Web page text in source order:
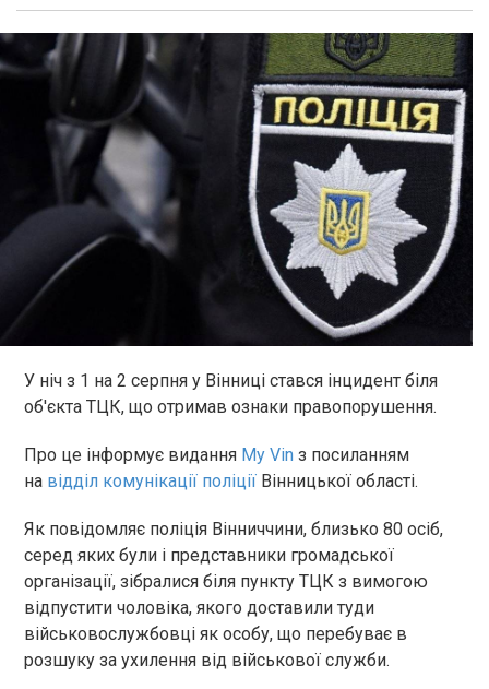
У ніч з 1 на 2 серпня у Вінниці стався інцидент біля
об'єкта ТЦК, що отримав ознаки правопорушення.
Про це інформує видання My Vin з посиланням
на відділ комунікації поліції Вінницької області.
Як повідомляє поліція Вінниччини, близько 80 осіб,
серед яких були і представники громадської
організації, зібралися біля пункту ТЦК з вимогою
відпустити чоловіка, якого доставили туди
військовослужбовці як особу, що перебуває в
розшуку за ухилення від військової служби.